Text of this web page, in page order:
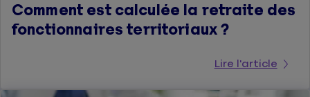
Comment est calculée la retraite des
fonctionnaires territoriaux ?
Lire l'article